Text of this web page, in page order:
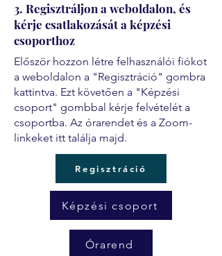
3. Regisztráljon a weboldalon, és
kérje csatlakozását a képzési
csoporthoz
Először hozzon létre felhasználói fiókot
a weboldalon a "Regisztráció" gombra
kattintva. Ezt követően a "Képzési
csoport" gombbal kérje felvételét a
csoportba. Az órarendet és a Zoom-
linkeket itt találja majd.
Regisztráció
Képzési csoport
Órarend